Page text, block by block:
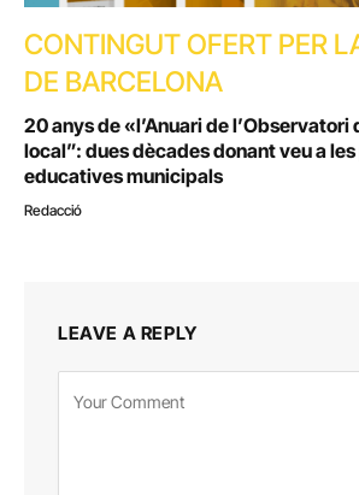
CONTINGUT OFERT PER
DE BARCELONA
20 anys de «l’Anuari de l’Observatori
local”: dues dècades donant veu a
educatives municipals
Redacció
LEAVE A REPLY